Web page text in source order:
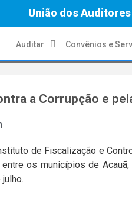
União dos
Auditar Convênios e
a Corrupção e
de Fiscalização e
os municípios de